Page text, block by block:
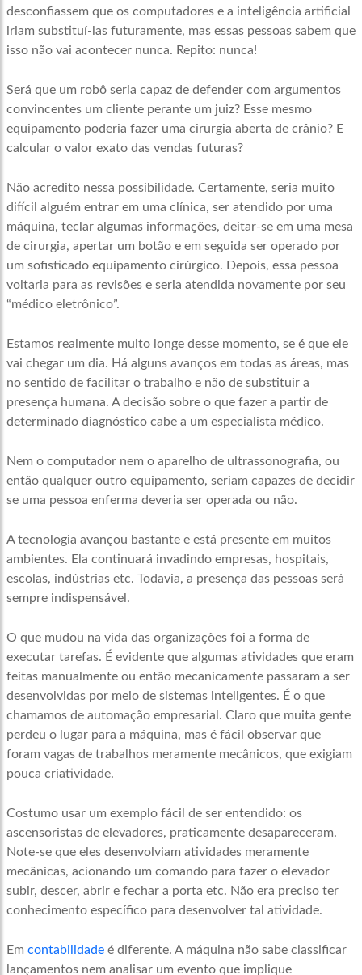
desconfiassem que os computadores e a inteligência artificial
iriam substituí-las futuramente, mas essas pessoas sabem que
isso não vai acontecer nunca. Repito: nunca!
Será que um robô seria capaz de defender com argumentos
convincentes um cliente perante um juiz? Esse mesmo
equipamento poderia fazer uma cirurgia aberta de crânio? E
calcular o valor exato das vendas futuras?
Não acredito nessa possibilidade. Certamente, seria muito
difícil alguém entrar em uma clínica, ser atendido por uma
máquina, teclar algumas informações, deitar-se em uma mesa
de cirurgia, apertar um botão e em seguida ser operado por
um sofisticado equipamento cirúrgico. Depois, essa pessoa
voltaria para as revisões e seria atendida novamente por seu
“médico eletrônico”.
Estamos realmente muito longe desse momento, se é que ele
vai chegar um dia. Há alguns avanços em todas as áreas, mas
no sentido de facilitar o trabalho e não de substituir a
presença humana. A decisão sobre o que fazer a partir de
determinado diagnóstico cabe a um especialista médico.
Nem o computador nem o aparelho de ultrassonografia, ou
então qualquer outro equipamento, seriam capazes de decidir
se uma pessoa enferma deveria ser operada ou não.
A tecnologia avançou bastante e está presente em muitos
ambientes. Ela continuará invadindo empresas, hospitais,
escolas, indústrias etc. Todavia, a presença das pessoas será
sempre indispensável.
O que mudou na vida das organizações foi a forma de
executar tarefas. É evidente que algumas atividades que eram
feitas manualmente ou então mecanicamente passaram a ser
desenvolvidas por meio de sistemas inteligentes. É o que
chamamos de automação empresarial. Claro que muita gente
perdeu o lugar para a máquina, mas é fácil observar que
foram vagas de trabalhos meramente mecânicos, que exigiam
pouca criatividade.
Costumo usar um exemplo fácil de ser entendido: os
ascensoristas de elevadores, praticamente desapareceram.
Note-se que eles desenvolviam atividades meramente
mecânicas, acionando um comando para fazer o elevador
subir, descer, abrir e fechar a porta etc. Não era preciso ter
conhecimento específico para desenvolver tal atividade.
Em contabilidadeé diferente. A máquina não sabe classificar
lançamentos nem analisar um evento que implique